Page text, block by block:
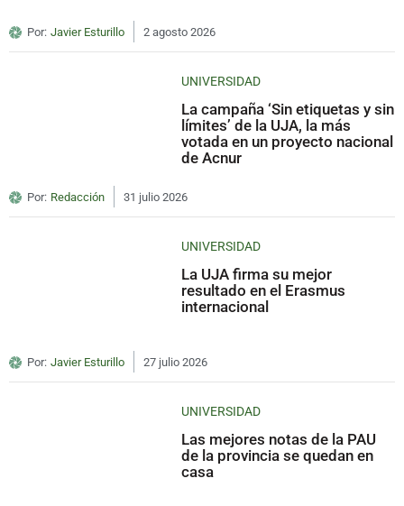
Por: Javier Esturillo 2 agosto 2026
UNIVERSIDAD
La campaña ‘Sin etiquetas y sin
límites’ de la UJA, la más
votada en un proyecto nacional
de Acnur
Por: Redacción 31 julio 2026
UNIVERSIDAD
La UJA firma su mejor
resultado en el Erasmus
internacional
Por: Javier Esturillo 27 julio 2026
UNIVERSIDAD
Las mejores notas de la PAU
de la provincia se quedan en
casa